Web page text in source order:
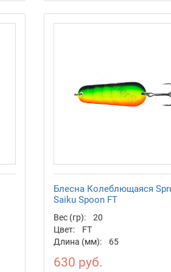
Блесна Колеблющаяся
Saiku Spoon FT
Вес (гр):
20
Цвет:
FT
Длина (мм):
65
630 руб.